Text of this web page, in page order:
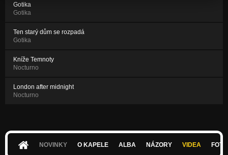
Gotika
Gotika
Ten starý dům se rozpadá
Gotika
Kníže Temnoty
Nocturno
London after midnight
Nocturno
NOVINKY O KAPELE ALBA NÁZORY VIDEA